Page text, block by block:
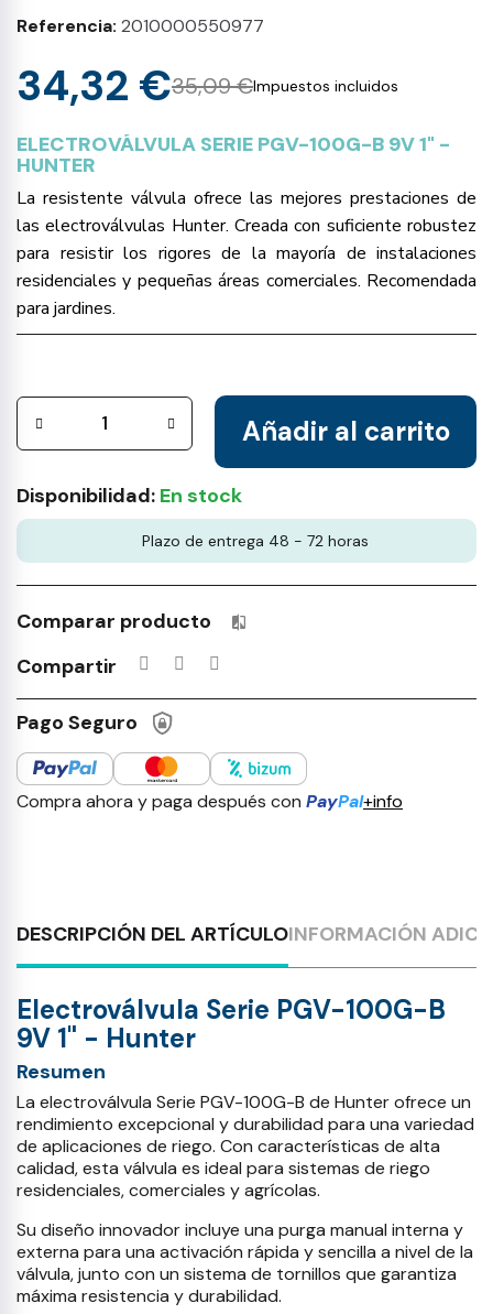
Referencia 2010000550977
35,09 €
34,32 € Impuestos incluidos
ELECTROVÁLVULA SERIE PGV-100G-B 9V 1" -
HUNTER
La resistente válvula ofrece las mejores prestaciones de
las electroválvulas Hunter. Creada con suficiente robustez
para resistir los rigores de la mayoría de instalaciones
residenciales y pequeñas áreas comerciales. Recomendada
para jardines.
Añadir al carrito
Disponibilidad: En stock
Plazo de entrega 48 - 72 horas
Comparar producto Productos incluidos en tu lista
Compartir
Pago Seguro
Compra ahora y paga después con PayPal+info
DESCRIPCIÓN DEL ARTÍCULOINFORMACIÓN
Electroválvula Serie PGV-100G-B
9V 1" - Hunter
Resumen
La electroválvula Serie PGV-100G-B de Hunter ofrece un
rendimiento excepcional y durabilidad para una variedad
de aplicaciones de riego. Con características de alta
calidad, esta válvula es ideal para sistemas de riego
residenciales, comerciales y agrícolas.
Su diseño innovador incluye una purga manual interna y
externa para una activación rápida y sencilla a nivel de la
válvula, junto con un sistema de tornillos que garantiza
máxima resistencia y durabilidad.